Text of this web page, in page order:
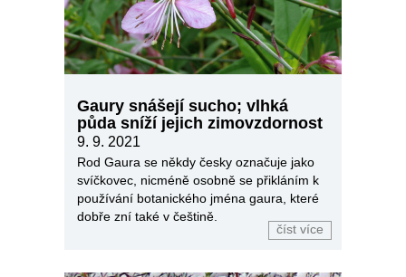
Gaury snášejí sucho; vlhká
půda sníží jejich zimovzdornost
9. 9. 2021
Rod Gaura se někdy česky označuje jako
svíčkovec, nicméně osobně se přikláním k
používání botanického jména gaura, které
dobře zní také v češtině.
číst více